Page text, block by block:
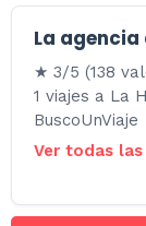
La agencia
★ 3/5 (138
1 viajes a La
BuscoUnViaje
Ver todas